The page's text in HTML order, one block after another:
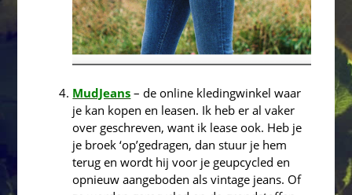
MudJeans – de online kledingwinkel waar
je kan kopen en leasen. Ik heb er al vaker
over geschreven, want ik lease ook. Heb je
je broek ‘op’gedragen, dan stuur je hem
terug en wordt hij voor je geupcycled en
opnieuw aangeboden als vintage jeans. Of